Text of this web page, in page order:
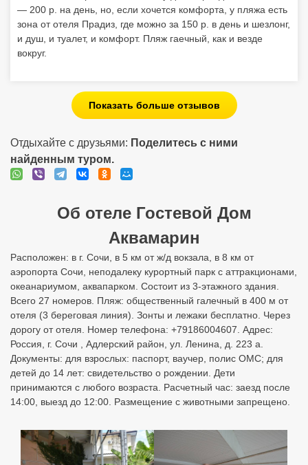
— 200 р. на день, но, если хочется комфорта, у пляжа есть
зона от отеля Прадиз, где можно за 150 р. в день и шезлонг,
и душ, и туалет, и комфорт. Пляж гаечный, как и везде
вокруг.
Показать больше отзывов
Отдыхайте с друзьями: Поделитесь с ними
найденным туром.
Об отеле Гостевой Дом
Аквамарин
Расположен: в г. Сочи, в 5 км от ж/д вокзала, в 8 км от
аэропорта Сочи, неподалеку курортный парк с аттракционами,
океанариумом, аквапарком. Состоит из 3-этажного здания.
Всего 27 номеров. Пляж: общественный галечный в 400 м от
отеля (3 береговая линия). Зонты и лежаки бесплатно. Через
дорогу от отеля. Номер телефона: +79186004607. Адрес:
Россия, г. Сочи , Адлерский район, ул. Ленина, д. 223 а.
Документы: для взрослых: паспорт, ваучер, полис ОМС; для
детей до 14 лет: свидетельство о рождении. Дети
принимаются с любого возраста. Расчетный час: заезд после
14:00, выезд до 12:00. Размещение с животными запрещено.